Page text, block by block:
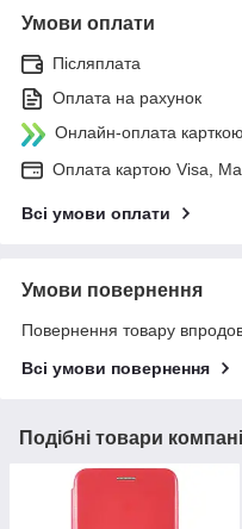
Умови оплати
Післяплата
Оплата на рахунок
Онлайн-оплата
Оплата картою Visa,
Всі умови оплати
Умови повернення
Повернення товару
Всі умови повернення
Подібні товари